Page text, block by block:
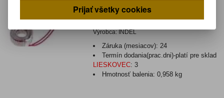
230V/2x24V 80W
Výrobca:INDEL
Záruka (mesiacov): 24
Termín dodania(prac.dni)-platí pre sklad
LIESKOVEC: 3
Hmotnosť balenia:0,958 kg
Prijať všetky cookies